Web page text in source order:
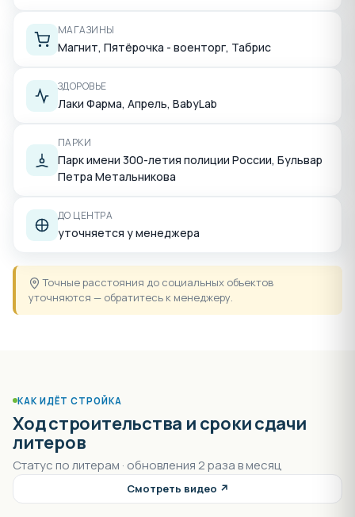
МАГАЗИНЫ
Магнит, Пятёрочка - военторг, Табрис
ЗДОРОВЬЕ
Лаки Фарма, Апрель, BabyLab
ПАРКИ
Парк имени 300-летия полиции России, Бульвар
Петра Метальникова
ДО ЦЕНТРА
уточняется у менеджера
Точные расстояния до социальных объектов
уточняются — обратитесь к менеджеру.
КАК ИДЁТ СТРОЙКА
Ход строительства и сроки сдачи
литеров
Статус по литерам · обновления 2 раза в месяц
Смотреть видео ↗